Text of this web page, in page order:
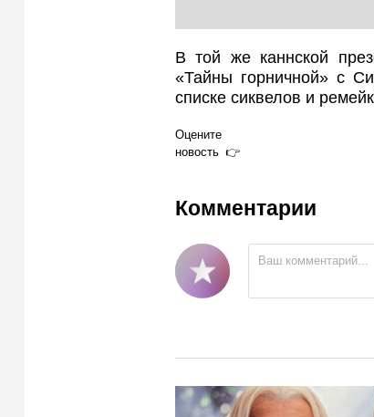
В той же каннской
«Тайны горничной» с
списке сиквелов и
Оцените
новость
Комментарии